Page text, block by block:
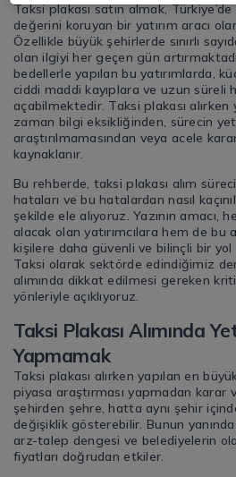
Taksi plakası satın almak,
değerini koruyan bir yatırım aracı
Özellikle büyük şehirlerde sınırlı
olan ilgiyi her geçen gün
bedellerle yapılan bu yatırımlarda,
ciddi maddi kayıplara ve uzun süreli
açabilmektedir. Taksi plakası alırken
zaman bilgi eksikliğinden, sürecin
araştırılmamasından veya acele
kaynaklanır.
Bu rehberde, taksi plakası alım
hataları ve bu hatalardan nasıl
şekilde ele alıyoruz. Yazının amacı,
alacak olan yatırımcılara hem de
kişilere daha güvenli ve bilinçli bir yol
Taksi olarak sektörde edindiğimiz
alımında dikkat edilmesi gereken
yönleriyle açıklıyoruz.
Taksi Plakası Alımında
Yapmamak
Taksi plakası alırken yapılan en
piyasa araştırması yapmadan karar
şehirden şehre, hatta aynı şehir
değişiklik gösterebilir. Bunun
arz-talep dengesi ve belediyelerin
fiyatları doğrudan etkiler.